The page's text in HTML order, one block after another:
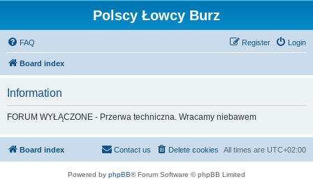
Polscy Łowcy Burz
FAQ Login
Register
Board index
Information
FORUM WYŁĄCZONE - Przerwa techniczna. Wracamy niebawem
Board index All times are UTC+02:00
Delete cookies
Contact us
Powered by phpBB® Forum Software © phpBB Limited